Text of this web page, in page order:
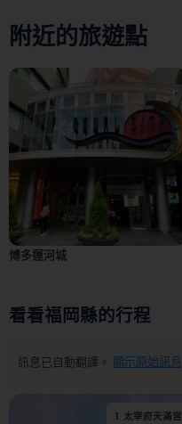
附近的旅遊點
博多運河城
看看福岡縣的行程
訊息已自動翻譯。 顯示原始訊息
1. 太宰府天滿宮